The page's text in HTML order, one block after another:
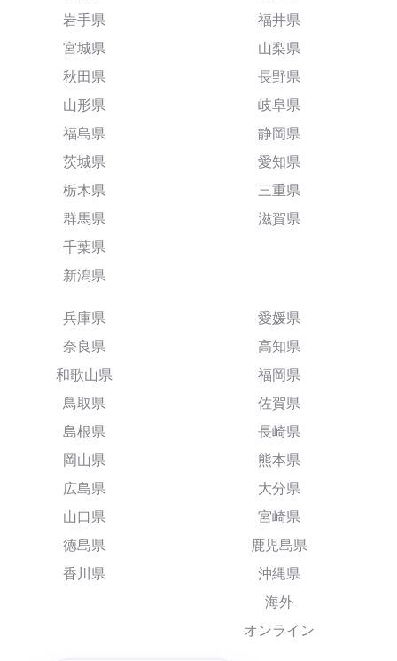
岩手県
宮城県
秋田県
山形県
福島県
茨城県
栃木県
群馬県
千葉県
新潟県
福井県
山梨県
長野県
岐阜県
静岡県
愛知県
三重県
滋賀県
兵庫県
奈良県
和歌山県
鳥取県
島根県
岡山県
広島県
山口県
徳島県
香川県
愛媛県
高知県
福岡県
佐賀県
長崎県
熊本県
大分県
宮崎県
鹿児島県
沖縄県
海外
オンライン